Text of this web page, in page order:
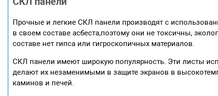
Прочные и легкие СКЛ панели производят с
в своем составе асбеста,поэтому они не токсичны,
составе нет гипса или гигроскопичных материалов.
СКЛ панели имеют широкую популярность. Эти листы
делают их незаменимыми в защите экранов в
каминов и печей.